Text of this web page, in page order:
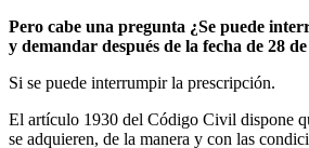
Pero cabe una pregunta ¿Se puede
y demandar después de la fecha de 28
Si se puede interrumpir la prescripción.
El artículo 1930 del Código Civil dispone
se adquieren, de la manera y con las